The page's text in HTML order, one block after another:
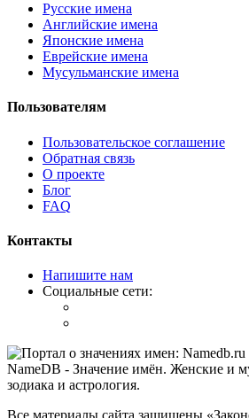
Русские имена
Английские имена
Японские имена
Еврейские имена
Мусульманские имена
Пользователям
Пользовательское соглашение
Обратная связь
О проекте
Блог
FAQ
Контакты
Напишите нам
Социальные сети:
NameDB - Значение имён. Женские и
зодиака и астрология.